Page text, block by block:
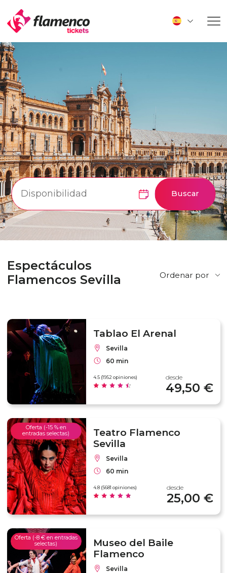
Buscar
Espectáculos
Flamencos Sevilla
Ordenar por
Tablao El Arenal
Sevilla
60 min
4.5 (1952 opiniones) desde
49,50 €
Oferta (-15 % en
entradas selectas)
Teatro Flamenco
Sevilla
Sevilla
60 min
4.8 (5681 opiniones) desde
25,00 €
Oferta (-8 € en entradas
selectas)
Museo del Baile
Flamenco
Sevilla